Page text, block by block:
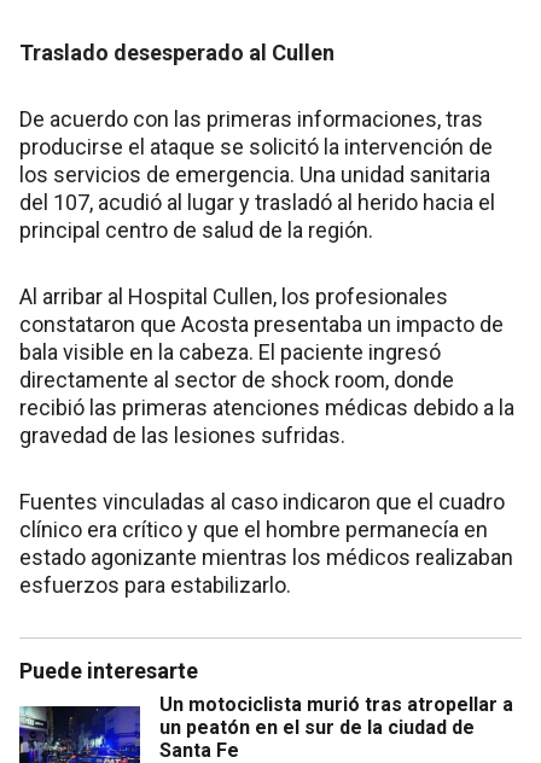
Traslado desesperado al Cullen
De acuerdo con las primeras informaciones, tras
producirse el ataque se solicitó la intervención de
los servicios de emergencia. Una unidad sanitaria
del 107, acudió al lugar y trasladó al herido hacia el
principal centro de salud de la región.
Al arribar al Hospital Cullen, los profesionales
constataron que Acosta presentaba un impacto de
bala visible en la cabeza. El paciente ingresó
directamente al sector de shock room, donde
recibió las primeras atenciones médicas debido a la
gravedad de las lesiones sufridas.
Fuentes vinculadas al caso indicaron que el cuadro
clínico era crítico y que el hombre permanecía en
estado agonizante mientras los médicos realizaban
esfuerzos para estabilizarlo.
Puede interesarte
Un motociclista murió tras atropellar a
un peatón en el sur de la ciudad de
Santa Fe